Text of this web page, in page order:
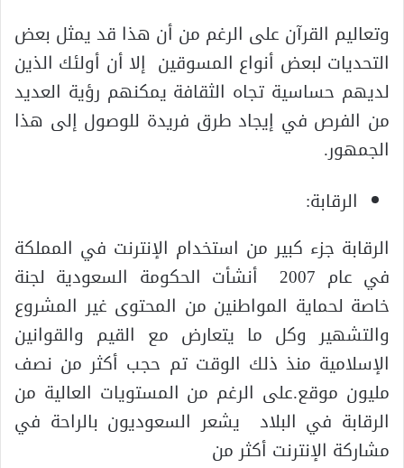
وتعاليم القرآن على الرغم من أن هذا قد يمثل بعض
التحديات لبعض أنواع المسوقين إلا أن أولئك الذين
لديهم حساسية تجاه الثقافة يمكنهم رؤية العديد
من الفرص في إيجاد طرق فريدة للوصول إلى هذا
الجمهور.
الرقابة:
الرقابة جزء كبير من استخدام الإنترنت في المملكة
في عام 2007 أنشأت الحكومة السعودية لجنة
خاصة لحماية المواطنين من المحتوى غير المشروع
والتشهير وكل ما يتعارض مع القيم والقوانين
الإسلامية منذ ذلك الوقت تم حجب أكثر من نصف
مليون موقع.على الرغم من المستويات العالية من
الرقابة في البلاد يشعر السعوديون بالراحة في
مشاركة الإنترنت أكثر من